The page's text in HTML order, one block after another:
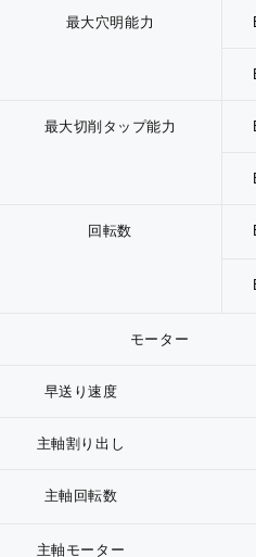
最大穴明能力
最大切削タップ能力
回転数
モーター
早送り速度
主軸割り出し
主軸回転数
主軸モーター